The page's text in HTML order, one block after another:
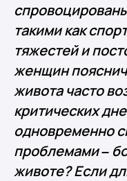
такими как
тяжестей и
женщин
живота часто
критических
одновременно
проблемами –
животе? Если